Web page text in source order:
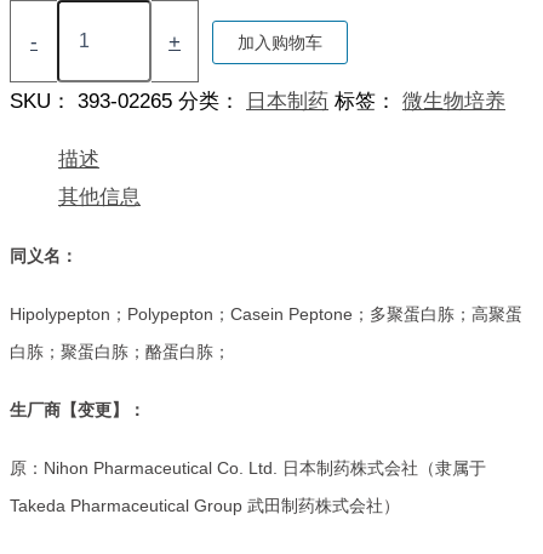
¥1050.00。
-
HiPolypeptone
(Polypeptone)
聚
蛋
ム
株
式
社
数
+ 加入购物车
SKU： 393-02265 分类： 日本制药 标签： 微生物培养
描述
其他信息
同义名：
Hipolypepton；Polypepton；Casein Peptone；多聚蛋白胨；高聚蛋
白胨；聚蛋白胨；酪蛋白胨；
生厂商【变更】：
原：Nihon Pharmaceutical Co. Ltd. 日本制药株式会社（隶属于
Takeda Pharmaceutical Group 武田制药株式会社）